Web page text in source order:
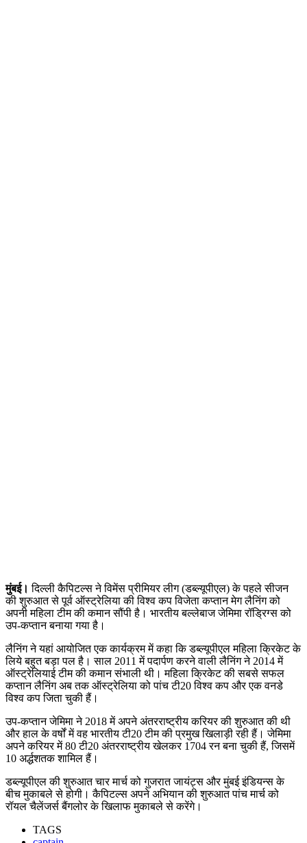
मुंबई। दिल्ली कैपिटल्स ने विमेंस प्रीमियर लीग (डब्ल्यूपीएल) के पहले सीजन
की शुरुआत से पूर्व ऑस्ट्रेलिया की विश्व कप विजेता कप्तान मेग लैनिंग को
अपनी महिला टीम की कमान सौंपी है। भारतीय बल्लेबाज जेमिमा रॉड्रिग्स को
उप-कप्तान बनाया गया है।
लैनिंग ने यहां आयोजित एक कार्यक्रम में कहा कि डब्ल्यूपीएल महिला क्रिकेट के
लिये बहुत बड़ा पल है। साल 2011 में पदार्पण करने वाली लैनिंग ने 2014 में
ऑस्ट्रेलियाई टीम की कमान संभाली थी। महिला क्रिकेट की सबसे सफल
कप्तान लैनिंग अब तक ऑस्ट्रेलिया को पांच टी20 विश्व कप और एक वनडे
विश्व कप जिता चुकी हैं।
उप-कप्तान जेमिमा ने 2018 में अपने अंतरराष्ट्रीय करियर की शुरुआत की थी
और हाल के वर्षों में वह भारतीय टी20 टीम की प्रमुख खिलाड़ी रही हैं। जेमिमा
अपने करियर में 80 टी20 अंतरराष्ट्रीय खेलकर 1704 रन बना चुकी हैं, जिसमें
10 अर्द्धशतक शामिल हैं।
डब्ल्यूपीएल की शुरुआत चार मार्च को गुजरात जायंट्स और मुंबई इंडियन्स के
बीच मुकाबले से होगी। कैपिटल्स अपने अभियान की शुरुआत पांच मार्च को
रॉयल चैलेंजर्स बैंगलोर के खिलाफ मुकाबले से करेंगे।
TAGS